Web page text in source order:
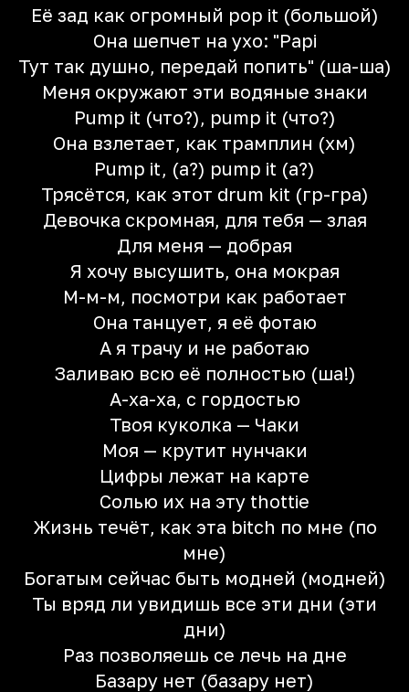
Её зад как огромный pop it (большой)
Она шепчет на ухо: "Papi
Тут так душно, передай попить" (ша-ша)
Меня окружают эти водяные знаки
Pump it (что?), pump it (что?)
Она взлетает, как трамплин (хм)
Pump it, (а?) pump it (а?)
Трясётся, как этот drum kit (гр-гра)
Девочка скромная, для тебя — злая
Для меня — добрая
Я хочу высушить, она мокрая
М-м-м, посмотри как работает
Она танцует, я её фотаю
А я трачу и не работаю
Заливаю всю её полностью (ша!)
А-ха-ха, с гордостью
Твоя куколка — Чаки
Моя — крутит нунчаки
Цифры лежат на карте
Солью их на эту thottie
Жизнь течёт, как эта bitch по мне (по
мне)
Богатым сейчас быть модней (модней)
Ты вряд ли увидишь все эти дни (эти
дни)
Раз позволяешь се лечь на дне
Базару нет (базару нет)